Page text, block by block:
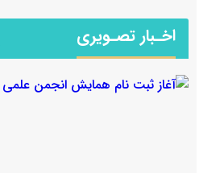
اخـبار تصـویری